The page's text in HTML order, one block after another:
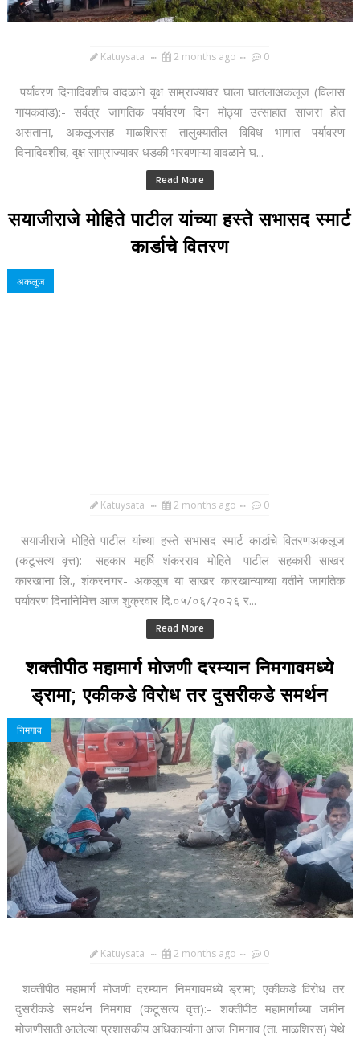
Katuysata 2 months ago 0
पर्यावरण दिनादिवशीच वादळाने वृक्ष साम्राज्यावर घाला घातलाअकलूज (विलास
गायकवाड):- सर्वत्र जागतिक पर्यावरण दिन मोठ्या उत्साहात साजरा होत
असताना, अकलूजसह माळशिरस तालुक्यातील विविध भागात पर्यावरण
दिनादिवशीच, वृक्ष साम्राज्यावर धडकी भरवणाऱ्या वादळाने घ...
Read More
सयाजीराजे मोहिते पाटील यांच्या हस्ते सभासद स्मार्ट
कार्डाचे वितरण
अकलूज
Katuysata 2 months ago 0
सयाजीराजे मोहिते पाटील यांच्या हस्ते सभासद स्मार्ट कार्डाचे वितरणअकलूज
(कटूसत्य वृत्त):- सहकार महर्षि शंकरराव मोहिते- पाटील सहकारी साखर
कारखाना लि., शंकरनगर- अकलूज या साखर कारखान्याच्या वतीने जागतिक
पर्यावरण दिनानिमित्त आज शुक्रवार दि.०५/०६/२०२६ र...
Read More
शक्तीपीठ महामार्ग मोजणी दरम्यान निमगावमध्ये
ड्रामा; एकीकडे विरोध तर दुसरीकडे समर्थन
निमगाव
Katuysata 2 months ago 0
शक्तीपीठ महामार्ग मोजणी दरम्यान निमगावमध्ये ड्रामा; एकीकडे विरोध तर
दुसरीकडे समर्थन निमगाव (कटूसत्य वृत्त):- शक्तीपीठ महामार्गाच्या जमीन
मोजणीसाठी आलेल्या प्रशासकीय अधिकाऱ्यांना आज निमगाव (ता. माळशिरस) येथे